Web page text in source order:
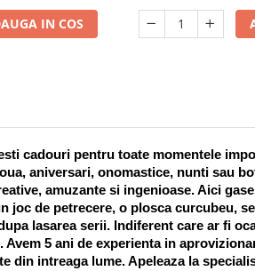
IN COS
cadouri pentru toate momentele
aniversari, onomastice, nunti sau
amuzante si ingenioase. Aici
joc de petrecere, o plosca curcubeu,
lasarea serii. Indiferent care ar fi
Avem 5 ani de experienta in
din intreaga lume. Apeleaza la